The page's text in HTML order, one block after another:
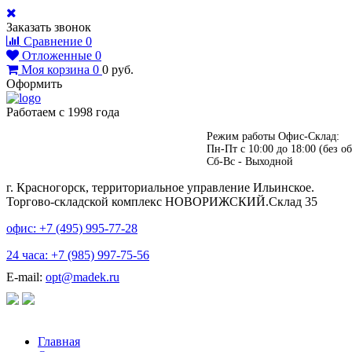
Заказать звонок
Сравнение 0
Отложенные 0
Моя корзина 0 0 руб.
Оформить
Работаем с 1998 года
Режим работы Офис-Склад:
Пн-Пт с 10:00 до 18:00 (без
Сб-Вс - Выходной
г. Красногорск, территориальное управление Ильинское.
Торгово-складской комплекс НОВОРИЖСКИЙ.Склад 35
офис: +7 (495) 995-77-28
24 часа: +7 (985) 997-75-56
E-mail: opt@madek.ru
Главная